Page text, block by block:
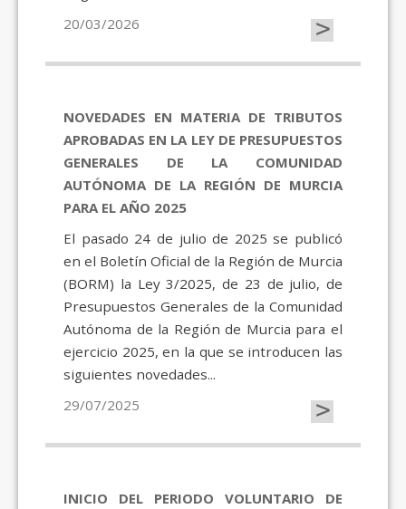
20/03/2026
>
NOVEDADES EN MATERIA DE TRIBUTOS
APROBADAS EN LA LEY DE PRESUPUESTOS
GENERALES DE LA COMUNIDAD
AUTÓNOMA DE LA REGIÓN DE MURCIA
PARA EL AÑO 2025
El pasado 24 de julio de 2025 se publicó
en el Boletín Oficial de la Región de Murcia
(BORM) la Ley 3/2025, de 23 de julio, de
Presupuestos Generales de la Comunidad
Autónoma de la Región de Murcia para el
ejercicio 2025, en la que se introducen las
siguientes novedades...
29/07/2025
>
INICIO DEL PERIODO VOLUNTARIO DE